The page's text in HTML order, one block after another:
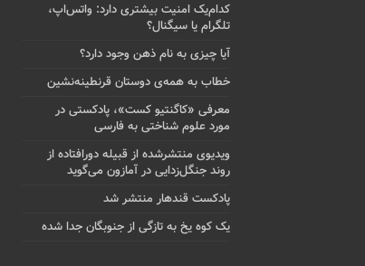
کدام‌یک امنیت بیشتری دارد: واتس‌اپ،
تلگرام یا سیگنال؟
آیا چیزی به نام ذهن وجود دارد؟
خطاب به همه‌ی دوستان قرنطینه‌نشین
معرفی «کاگنتیو کست»، پادکستی در
مورد علوم شناختی به فارسی
ویدیوی منتشرشده از قبیله دورافتاده‌ از
روند جنگل‌زدایی در آمازون می‌گوید
پادکست قندهار منتشر شد
یک کوه یخ به تازگی از جنوبگان جدا شده